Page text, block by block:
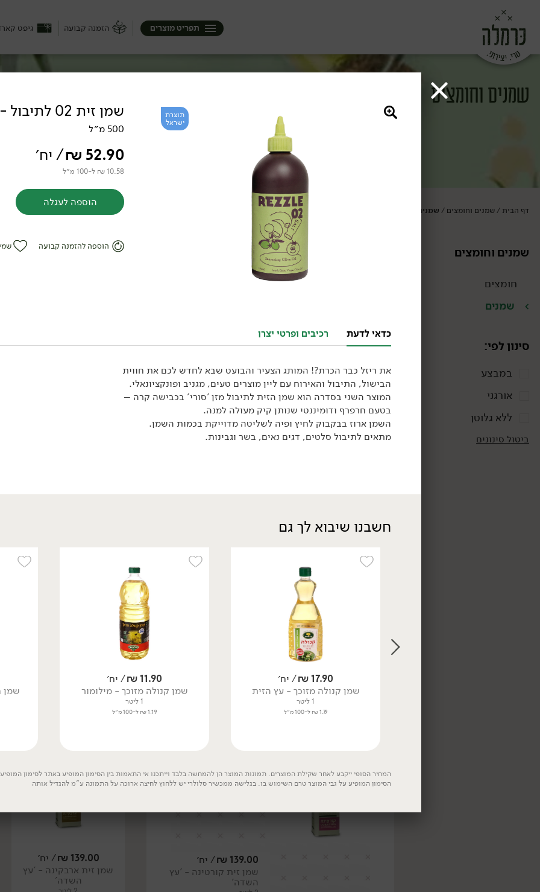
הזמנה קבועה גיפט תפריט מוצרים
שמנים וחומצים
דף הבית /שמנים וחומצים / שמנים
שמנים וחומצים
חומצים
שמנים
סינון לפי:
במבצע
אורגני
ללא גלוטן
ביטול סינונים
69.90
₪/ יח׳
שמן זית אורגני בלנד
58.90
₪/ יח׳
שמן זית בלנד ישראלי -
טבעוני
/ יח׳
שמן זית ארבקינה - 'עץ
שמן זית סורי - 'עץ השדה'
139.00
₪/ יח׳
שמן זית קורטינה - 'עץ
השדה'
139.00
₪/ יח׳
שמן זית ארבקינה - 'עץ
השדה'
תוצרת
ישראל
שמן זית 02 לתיבול - 'Rezzle'
500 מ״ל
52.90
₪/ יח׳
10.58 ₪ ל-100 מ״ל
הוספה לעגלה
הוספה להזמנה קבועה
כדאי לדעת רכיבים ופרטי יצרן
את ריזל כבר הכרת?! המותג הצעיר והבועט שבא לחדש לכם את חווית
הבישול, התיבול והאירוח עם ליין מוצרים טעים, מגניב ופונקציונאלי.
המוצר השני בסדרה הוא שמן הזית לתיבול מזן 'סורי' בכבישה קרה –
בטעם חרפרף ודומיננטי שנותן קיק מעולה למנה.
השמן ארוז בבקבוק לחיץ ופיה לשליטה מדוייקת בכמות השמן.
מתאים לתיבול סלטים, דגים נאים, בשר וגבינות.
חשבנו שיבוא לך גם
17.90
₪/ יח׳
שמן קנולה מזוכך - עץ הזית
1 ליטר
1.79 ₪ ל-100 מ״ל
11.90
₪/ יח׳
שמן קנולה מזוכך - מילומור
1 ליטר
1.19 ₪ ל-100 מ״ל
שמן
המחיר הסופי ייקבע לאחר שקילת המוצרים. תמונות המוצר הן להמחשה בלבד וייתכנו אי התאמות בין הסימון המופיע באתר לסימון
הסימון המופיע על גבי המוצר טרם השימוש בו. בגלישה ממכשיר סלולרי יש ללחוץ לחיצה ארוכה על התמונה ע"מ להגדיל אותה